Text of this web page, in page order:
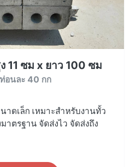
11 ซม x ยาว 100 ซม
อนละ 40 กก
าดเล็ก เหมาะสำหรับงานทั้ว
าตรฐาน จัดส่งไว จัดส่งถึง